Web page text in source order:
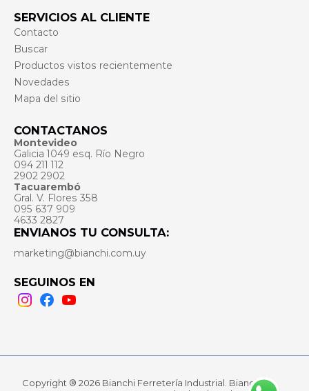
SERVICIOS AL CLIENTE
Contacto
Buscar
Productos vistos recientemente
Novedades
Mapa del sitio
CONTACTANOS
Montevideo
Galicia 1049 esq. Río Negro
094 211 112
2902 2902
Tacuarembó
Gral. V. Flores 358
095 637 909
4633 2827
ENVIANOS TU CONSULTA:
marketing@bianchi.com.uy
SEGUINOS EN
Instagram
FacebookYoutube
Copyright ® 2026 Bianchi Ferretería Industrial. Bianchi